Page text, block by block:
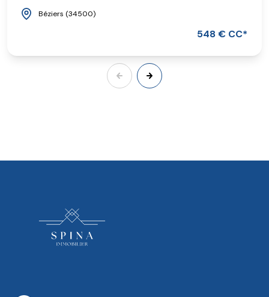
Béziers (34500)
548 € CC*